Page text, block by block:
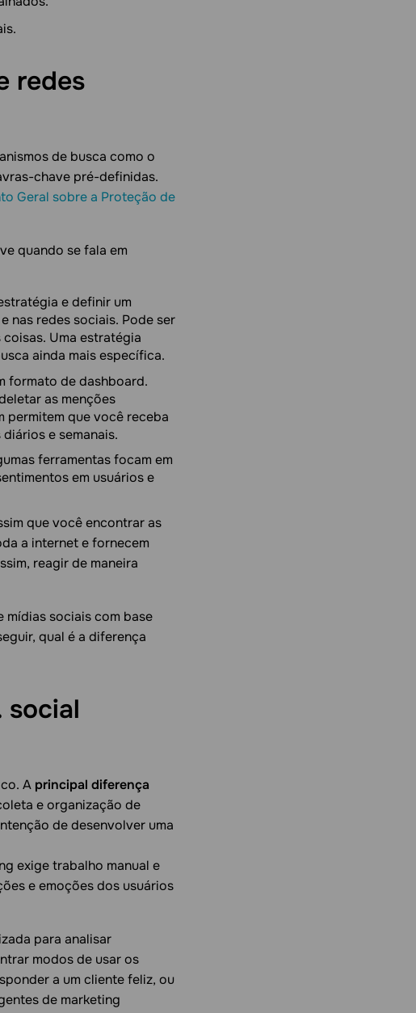
redes
de busca como o
chave pré-definidas.
Geral sobre a Proteção de
quando se fala em
e definir um
nas redes sociais. Pode ser
Uma estratégia
ainda mais específica.
formato de dashboard.
as menções
permitem que você receba
e semanais.
ferramentas focam em
em usuários e
que você encontrar as
a internet e fornecem
reagir de maneira
sociais com base
qual é a diferença
social
A principal diferença
e organização de
de desenvolver uma
exige trabalho manual e
e emoções dos usuários
para analisar
modos de usar os
a um cliente feliz, ou
de marketing